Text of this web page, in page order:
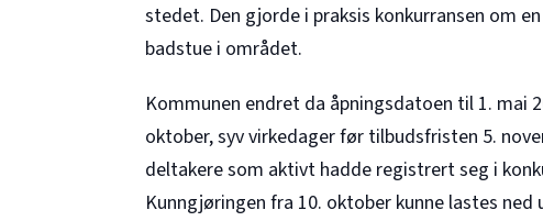
stedet. Den gjorde i praksis konkurransen om
badstue i området.
Kommunen endret da åpningsdatoen til 1. mai
oktober, syv virkedager før tilbudsfristen 5.
deltakere som aktivt hadde registrert seg i
Kunngjøringen fra 10. oktober kunne lastes